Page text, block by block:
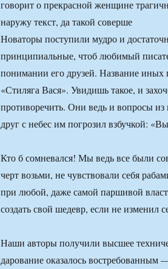
говорит о прекрасной женщине
наружу текст, да такой соверше
Новаторы поступили мудро и
принципиальные, чтоб любимый
понимании его друзей. Название иных
«Стиляга Вася». Увидишь такое, и
противоречить. Они ведь и вопросы
друг с небес им погрозил взбучкой:
Кто б сомневался! Мы ведь все были
черт возьми, не чувствовали себя
при любой, даже самой паршивой
создать свой шедевр, если не изменил
Наши авторы получили высшее
дарование оказалось